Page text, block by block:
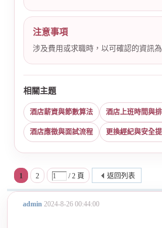
注意事項
涉及費用或求職時，以可確認的資訊為
相關主題
酒店薪資與節數算法 酒店上班時間與
酒店應徵與面試流程 更換經紀與安全
1 2 / 2 頁 返回列表
admin 2024-8-26 00:44:00